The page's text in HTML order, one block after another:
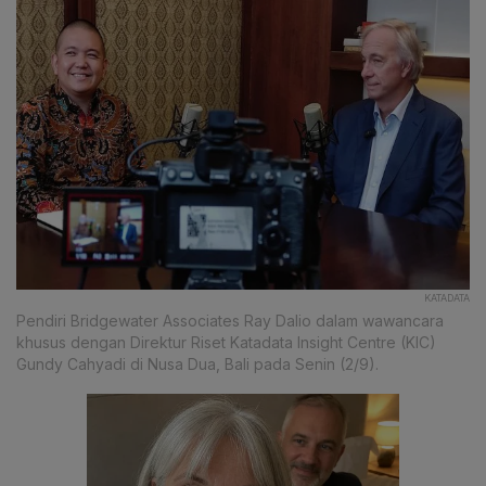
KATADATA
Pendiri Bridgewater Associates Ray Dalio dalam wawancara
khusus dengan Direktur Riset Katadata Insight Centre (KIC)
Gundy Cahyadi di Nusa Dua, Bali pada Senin (2/9).